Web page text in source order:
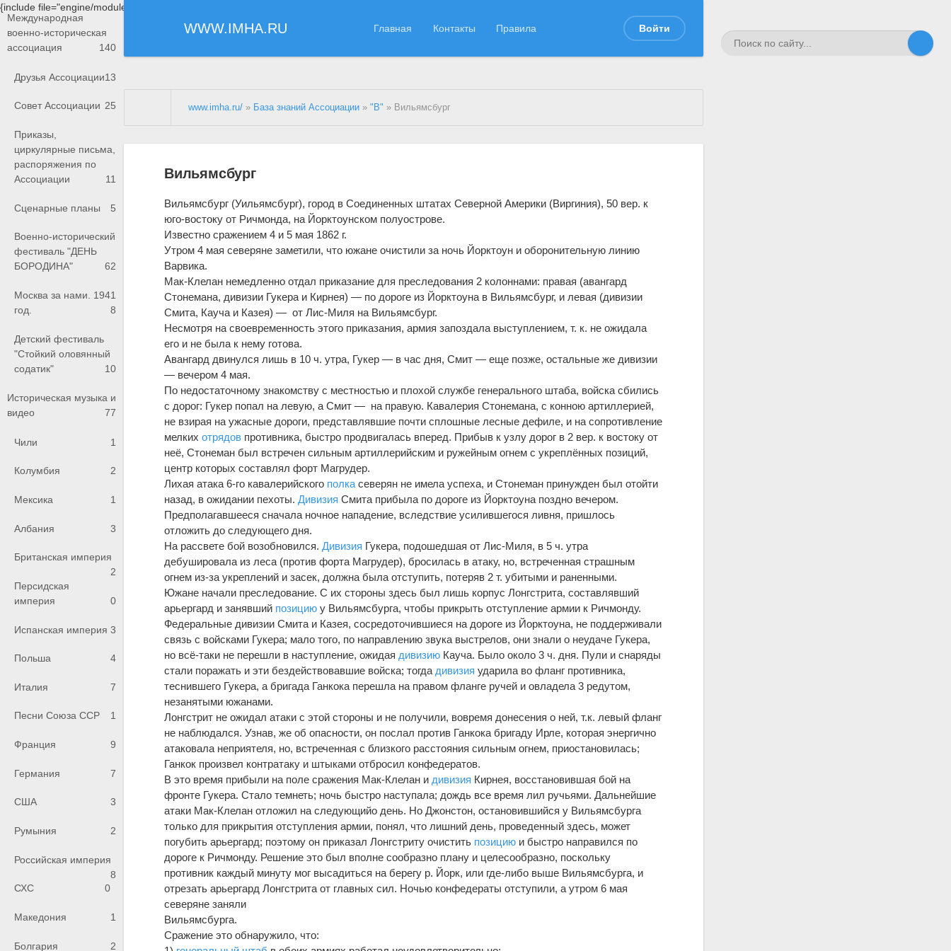
{include file="engine/modules/saperu/head.php"}
WWW.IMHA.RU Главная Контакты Правила Войти
Международная
военно-историческая
ассоциация
140
Друзья Ассоциации13
Совет Ассоциации 25
Приказы,
циркулярные письма,
распоряжения по
Ассоциации
11
Сценарные планы 5
Военно-исторический
фестиваль "ДЕНЬ
БОРОДИНА"
62
Москва за нами. 1941
год.
8
Детский фестиваль
"Стойкий оловянный
содатик"
10
Историческая музыка и
видео
77
Чили 1
Колумбия 2
Мексика 1
Албания 3
Британская империя
2
Персидская
империя
0
Испанская империя 3
Польша 4
Италия 7
Песни Союза ССР 1
Франция 9
Германия 7
США 3
Румыния 2
Российская империя
8
СХС
0
Македония 1
Болгария 2
www.imha.ru/ » База знаний Ассоциации »"В" » Вильямсбург
Вильямсбург
Вильямсбург (Уильямсбург), город в Соединенных штатах Северной Америки (Виргиния), 50 вер. к
юго-востоку от Ричмонда, на Йорктоунском полуострове.
Известно сражением 4 и 5 мая 1862 г.
Утром 4 мая северяне заметили, что южане очистили за ночь Йорктоун и оборонительную линию
Варвика.
Мак-Клелан немедленно отдал приказание для преследования 2 колоннами: правая (авангард
Стонемана, дивизии Гукера и Кирнея) — по дороге из Йорктоуна в Вильямсбург, и левая (дивизии
Смита, Кауча и Казея) — от Лис-Миля на Вильямсбург.
Несмотря на своевременность этого приказания, армия запоздала выступлением, т. к. не ожидала
его и не была к нему готова.
Авангард двинулся лишь в 10 ч. утра, Гукер — в час дня, Смит — еще позже, остальные же дивизии
— вечером 4 мая.
По недостаточному знакомству с местностью и плохой службе генерального штаба, войска сбились
с дорог: Гукер попал на левую, a Смит — на правую. Кавалерия Стонемана, с конною артиллерией,
не взирая на ужасные дороги, представлявшие почти сплошные лесные дефиле, и на сопротивление
мелкихотрядов противника, быстро продвигалась вперед. Прибыв к узлу дорог в 2 вер. к востоку от
неё, Стонеман был встречен сильным артиллерийским и ружейным огнем с укреплённых позиций,
центр которых составлял форт Магрудер.
Лихая атака 6-го кавалерийского полка северян не имела успеха, и Стонеман принужден был отойти
назад, в ожидании пехоты.Дивизия Смита прибыла по дороге из Йорктоуна поздно вечером.
Предполагавшееся сначала ночное нападение, вследствие усилившегося ливня, пришлось
отложить до следующего дня.
На рассвете бой возобновился.Дивизия Гукера, подошедшая от Лис-Миля, в 5 ч. утра
дебушировала из леса (против форта Магрудер), бросилась в атаку, но, встреченная страшным
огнем из-за укреплений и засек, должна была отступить, потеряв 2 т. убитыми и раненными.
Южане начали преследование. С их стороны здесь был лишь корпус Лонгстрита, составлявший
арьергард и занявший позицию y Вильямсбурга, чтобы прикрыть отступление армии к Ричмонду.
Федеральные дивизии Смита и Казея, сосредоточившиеся на дороге из Йорктоуна, не поддерживали
связь с войсками Гукера; мало того, по направлению звука выстрелов, они знали о неудаче Гукера,
но всё-таки не перешли в наступление, ожидая дивизию Кауча. Было около 3 ч. дня. Пули и снаряды
стали поражать и эти бездействовавшие войска; тогда дивизия ударила во фланг противника,
теснившего Гукера, a бригада Ганкока перешла на правом фланге ручей и овладела 3 редутом,
незанятыми южанами.
Лонгстрит не ожидал атаки с этой стороны и не получили, вовремя донесения о ней, т.к. левый фланг
не наблюдался. Узнав, же об опасности, он послал против Ганкока бригаду Ирле, которая энергично
атаковала неприятеля, но, встреченная с близкого расстояния сильным огнем, приостановилась;
Ганкок произвел контратаку и штыками отбросил конфедератов.
В это время прибыли на поле сражения Мак-Клелан и дивизия Кирнея, восстановившая бой на
фронте Гукера. Стало темнеть; ночь быстро наступала; дождь все время лил ручьями. Дальнейшие
атаки Мак-Клелан отложил на следующийо день. Но Джонстон, остановившийся y Вильямсбурга
только для прикрытия отступления армии, понял, что лишний день, проведенный здесь, может
погубить арьергард; поэтому он приказал Лонгстриту очистить позицию и быстро направился по
дороге к Ричмонду. Решение это был вполне сообразно плану и целесообразно, поскольку
противник каждый минуту мог высадиться на берегу р. Йорк, или где-либо выше Вильямсбурга, и
отрезать арьергард Лонгстрита от главных сил. Ночью конфедераты отступили, a утром 6 мая
северяне заняли
Вильямсбурга.
Сражение это обнаружило, что: